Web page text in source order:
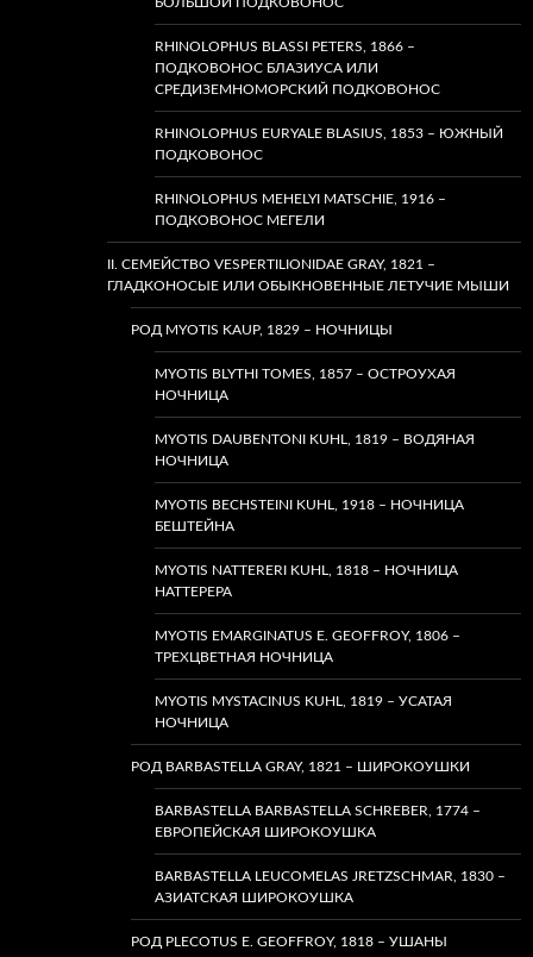
RHINOLOPHUS BLASSI PETERS, 1866 –
ПОДКОВОНОС БЛАЗИУСА ИЛИ
СРЕДИЗЕМНОМОРСКИЙ ПОДКОВОНОС
RHINOLOPHUS EURYALE BLASIUS, 1853 – ЮЖНЫЙ
ПОДКОВОНОС
RHINOLOPHUS MEHELYI MATSCHIE, 1916 –
ПОДКОВОНОС МЕГЕЛИ
II. СЕМЕЙСТВО VESPERTILIONIDAE GRAY, 1821 –
ГЛАДКОНОСЫЕ ИЛИ ОБЫКНОВЕННЫЕ ЛЕТУЧИЕ МЫШИ
РОД MYOTIS KAUP, 1829 – НОЧНИЦЫ
MYOTIS BLYTHI TOMES, 1857 – ОСТРОУХАЯ
НОЧНИЦА
MYOTIS DAUBENTONI KUHL, 1819 – ВОДЯНАЯ
НОЧНИЦА
MYOTIS BECHSTEINI KUHL, 1918 – НОЧНИЦА
БЕШТЕЙНА
MYOTIS NATTERERI KUHL, 1818 – НОЧНИЦА
НАТТЕРЕРА
MYOTIS EMARGINATUS E. GEOFFROY, 1806 –
ТРЕХЦВЕТНАЯ НОЧНИЦА
MYOTIS MYSTACINUS KUHL, 1819 – УСАТАЯ
НОЧНИЦА
РОД BARBASTELLA GRAY, 1821 – ШИРОКОУШКИ
BARBASTELLA BARBASTELLA SCHREBER, 1774 –
ЕВРОПЕЙСКАЯ ШИРОКОУШКА
BARBASTELLA LEUCOMELAS JRETZSCHMAR, 1830 –
АЗИАТСКАЯ ШИРОКОУШКА
РОД PLECOTUS E. GEOFFROY, 1818 – УШАНЫ